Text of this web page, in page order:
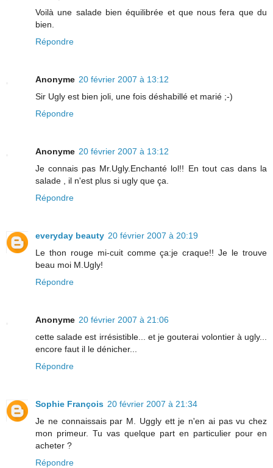
Voilà une salade bien équilibrée et que nous fera que du
bien.
Répondre
Anonyme 20 février 2007 à 13:12
Sir Ugly est bien joli, une fois déshabillé et marié ;-)
Répondre
Anonyme 20 février 2007 à 13:12
Je connais pas Mr.Ugly.Enchanté lol!! En tout cas dans la
salade , il n'est plus si ugly que ça.
Répondre
everyday beauty 20 février 2007 à 20:19
Le thon rouge mi-cuit comme ça:je craque!! Je le trouve
beau moi M.Ugly!
Répondre
Anonyme 20 février 2007 à 21:06
cette salade est irrésistible... et je gouterai volontier à ugly...
encore faut il le dénicher...
Répondre
Sophie François 20 février 2007 à 21:34
Je ne connaissais par M. Uggly ett je n'en ai pas vu chez
mon primeur. Tu vas quelque part en particulier pour en
acheter ?
Répondre